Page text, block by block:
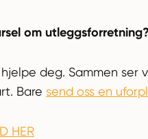
om utleggsforretning?
deg. Sammen
Bare send oss en
HER